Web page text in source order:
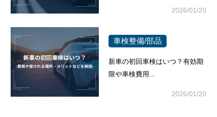
2026/01/20
車検整備/部品
新車の初回車検はいつ？有効期
限や車検費用...
2026/01/20